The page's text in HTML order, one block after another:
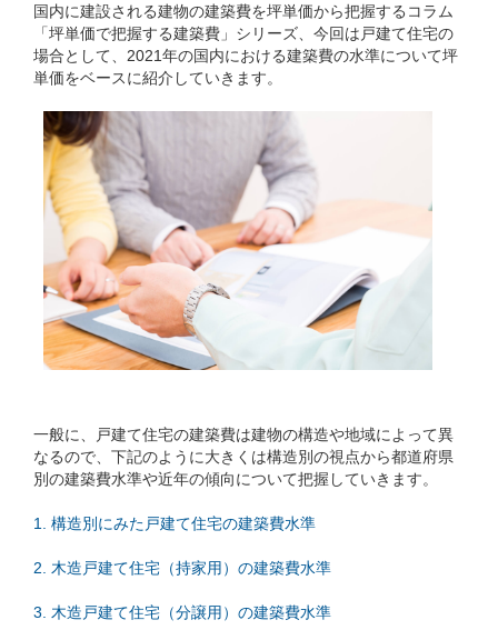
国内に建設される建物の建築費を坪単価から把握するコラム
「坪単価で把握する建築費」シリーズ、今回は戸建て住宅の
場合として、2021年の国内における建築費の水準について坪
単価をベースに紹介していきます。
一般に、戸建て住宅の建築費は建物の構造や地域によって異
なるので、下記のように大きくは構造別の視点から都道府県
別の建築費水準や近年の傾向について把握していきます。
1. 構造別にみた戸建て住宅の建築費水準
2. 木造戸建て住宅（持家用）の建築費水準
3. 木造戸建て住宅（分譲用）の建築費水準